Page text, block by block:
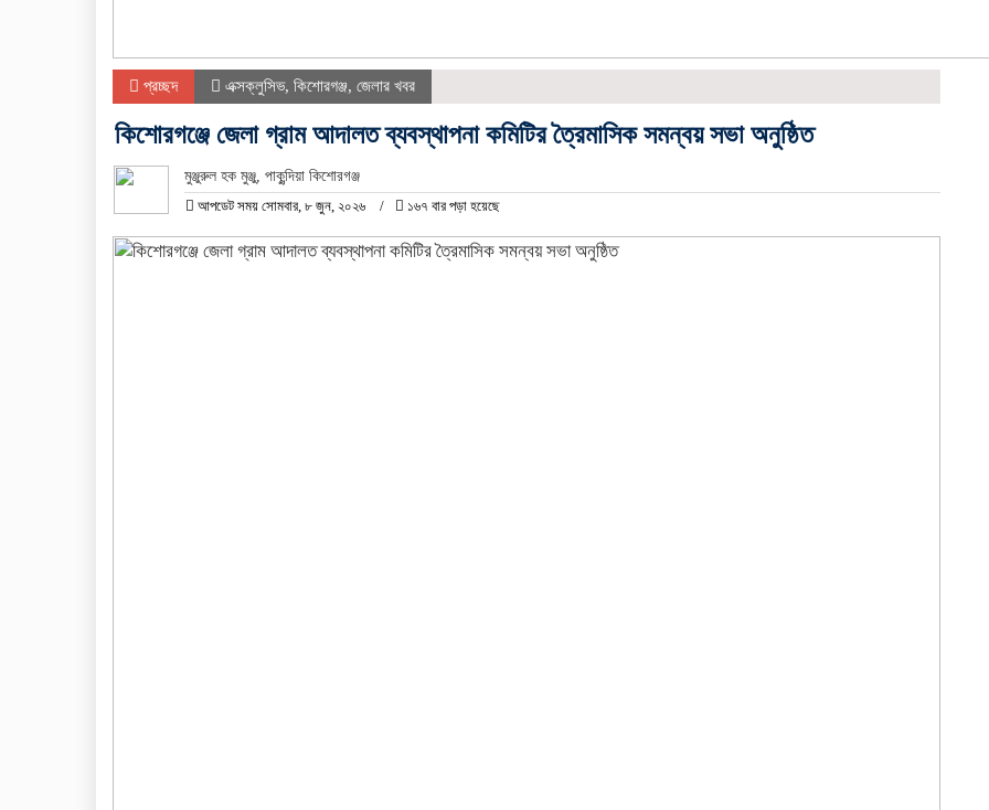
প্রচ্ছদ এক্সক্লুসিভ, কিশোরগঞ্জ, জেলার খবর
কিশোরগঞ্জে জেলা গ্রাম আদালত ব্যবস্থাপনা কমিটির ত্রৈমাসিক সমন্বয় সভা অনুষ্ঠিত
মুঞ্জুরুল হক মুঞ্জু, পাকুন্দিয়া কিশোরগঞ্জ
আপডেট সময় সোমবার, ৮ জুন, ২০২৬
১৬৭ বার পড়া হয়েছে